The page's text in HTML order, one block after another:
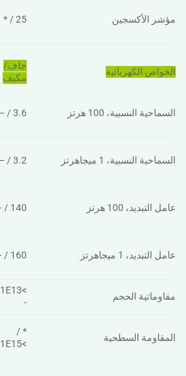
مؤشر الأكسجين 25 / *
الخواص الكهربائية
جاف/
مكيف
السماحية النسبية، 100 هرتز 3.6 / –
السماحية النسبية، 1 ميجاهرتز 3.2 / –
عامل التبديد، 100 هرتز 140 / –
عامل التبديد، 1 ميجاهرتز 160 / –
مقاوماتية الحجم
-
المقاومة السطحية
* /
>1E15